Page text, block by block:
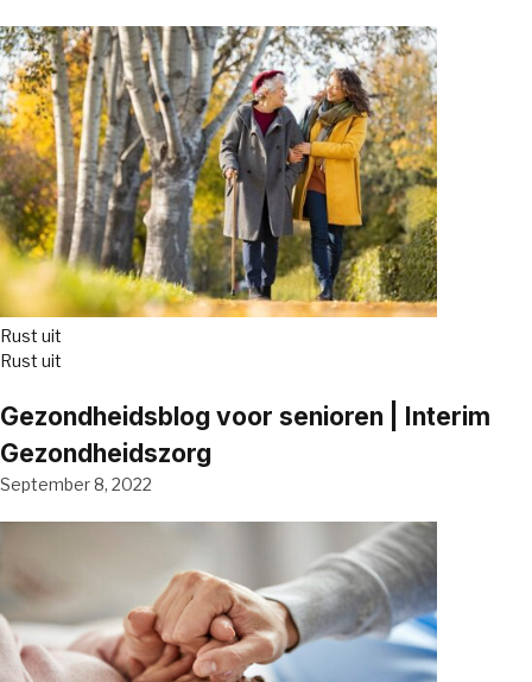
Rust uit
Rust uit
Gezondheidsblog voor senioren | Interim
Gezondheidszorg
September 8, 2022